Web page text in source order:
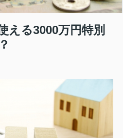
える3000万円特別